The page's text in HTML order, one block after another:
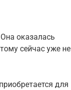
оказалась
сейчас уже не
для